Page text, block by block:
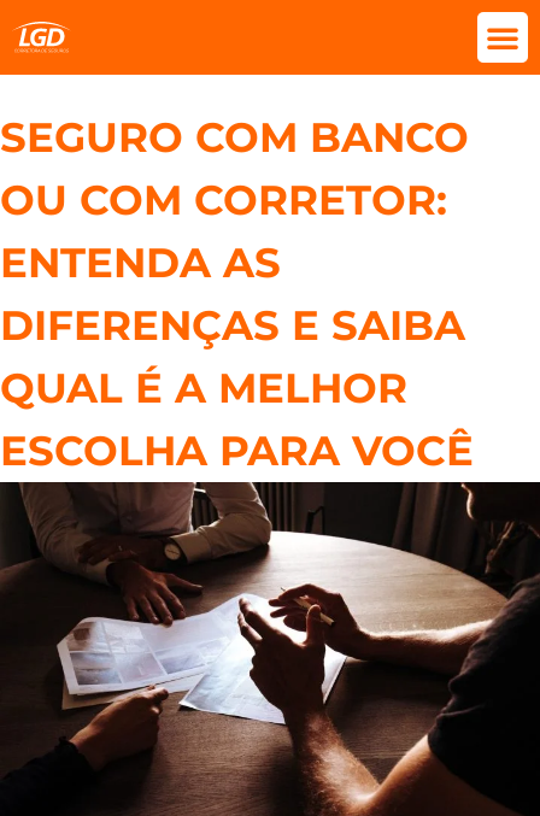
SEGURO COM BANCO
OU COM CORRETOR:
ENTENDA AS
DIFERENÇAS E SAIBA
QUAL É A MELHOR
ESCOLHA PARA VOCÊ